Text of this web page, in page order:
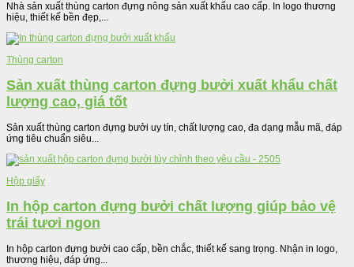
Nhà sản xuất thùng carton đựng nông sản xuất khẩu cao cấp. In logo thương
hiệu, thiết kế bền đẹp,...
Thùng carton
Sản xuất thùng carton đựng bưởi xuất khẩu chất
lượng cao, giá tốt
Sản xuất thùng carton đựng bưởi uy tín, chất lượng cao, đa dạng mẫu mã, đáp
ứng tiêu chuẩn siêu...
Hộp giấy
In hộp carton đựng bưởi chất lượng giúp bảo vệ
trái tươi ngon
In hộp carton đựng bưởi cao cấp, bền chắc, thiết kế sang trọng. Nhận in logo,
thương hiệu, đáp ứng...